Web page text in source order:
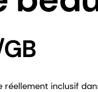
réellement inclusif